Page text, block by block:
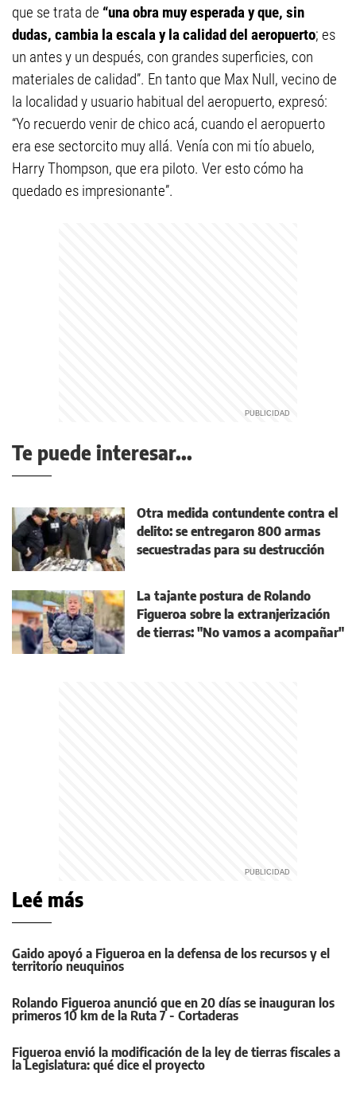
que se trata de “una obra muy esperada y que, sin
dudas, cambia la escala y la calidad del aeropuerto; es
un antes y un después, con grandes superficies, con
materiales de calidad”. En tanto que Max Null, vecino de
la localidad y usuario habitual del aeropuerto, expresó:
“Yo recuerdo venir de chico acá, cuando el aeropuerto
era ese sectorcito muy allá. Venía con mi tío abuelo,
Harry Thompson, que era piloto. Ver esto cómo ha
quedado es impresionante”.
Te puede interesar...
Otra medida contundente contra el
delito: se entregaron 800 armas
secuestradas para su destrucción
La tajante postura de Rolando
Figueroa sobre la extranjerización
de tierras: "No vamos a acompañar"
Leé más
Gaido apoyó a Figueroa en la defensa de los recursos y el
territorio neuquinos
Rolando Figueroa anunció que en 20 días se inauguran los
primeros 10 km de la Ruta 7 - Cortaderas
Figueroa envió la modificación de la ley de tierras fiscales a
la Legislatura: qué dice el proyecto